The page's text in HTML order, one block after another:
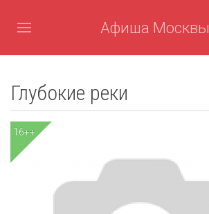
Афиша Москвы
Глубокие реки
16++